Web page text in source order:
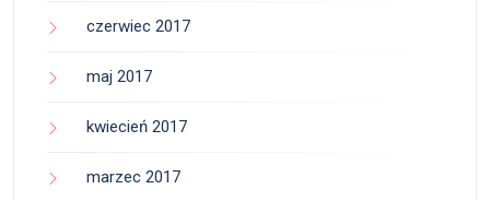
czerwiec 2017
maj 2017
kwiecień 2017
marzec 2017